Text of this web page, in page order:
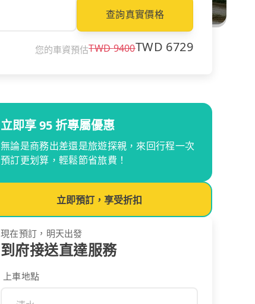
查詢真實價格
您的車資預估TWD9400TWD 6729
立即享 95 折專屬優惠
無論是商務出差還是旅遊探親，來回行程一次
預訂更划算，輕鬆節省旅費！
立即預訂，享受折扣
現在預訂，明天出發
到府接送直達服務
上車地點